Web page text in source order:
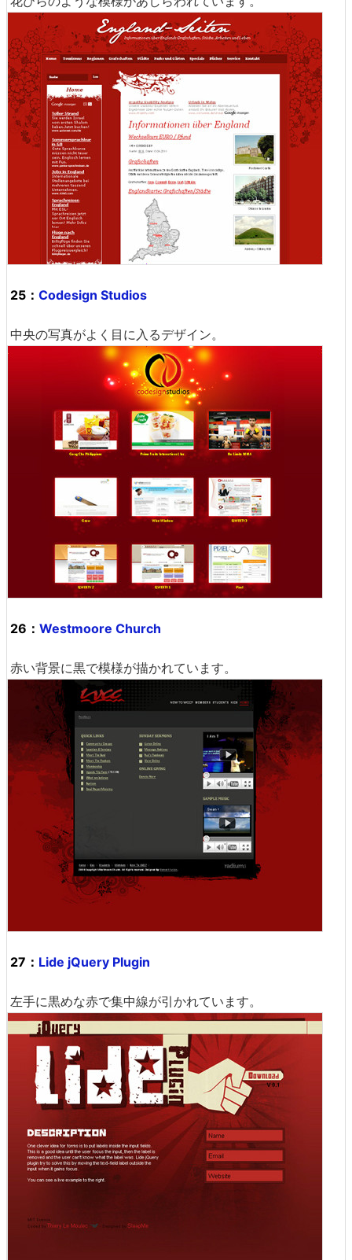
25： Codesign Studios
中央の写真がよく目に入るデザイン。
26： Westmoore Church
赤い背景に黒で模様が描かれています。
27： Lide jQuery Plugin
左手に黒めな赤で集中線が引かれています。